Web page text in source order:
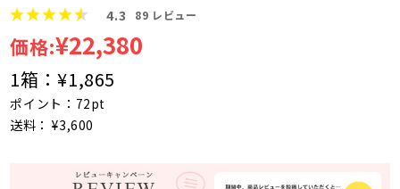
4.3 89 レビュー
価格:¥22,380
1箱：¥1,865
ポイント：72pt
送料： ¥3,600